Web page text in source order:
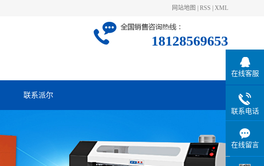
网站地图 RSS XML
18128569653
联系派尔
在线客服
联系电话
在线留言